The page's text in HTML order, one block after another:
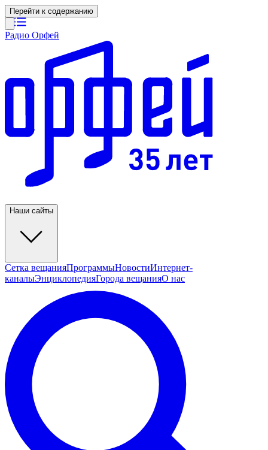
Перейти к содержанию
Радио Орфей
Наши сайты
Сетка вещанияПрограммыНовостиИнтернет-
каналыЭнциклопедияГорода вещанияО нас